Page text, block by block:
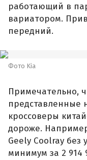
работающий в
вариатором.
передний.
Фото Kia
Примечательно,
представленные
кроссоверы
дороже.
Geely Coolray без
минимум за 2 914